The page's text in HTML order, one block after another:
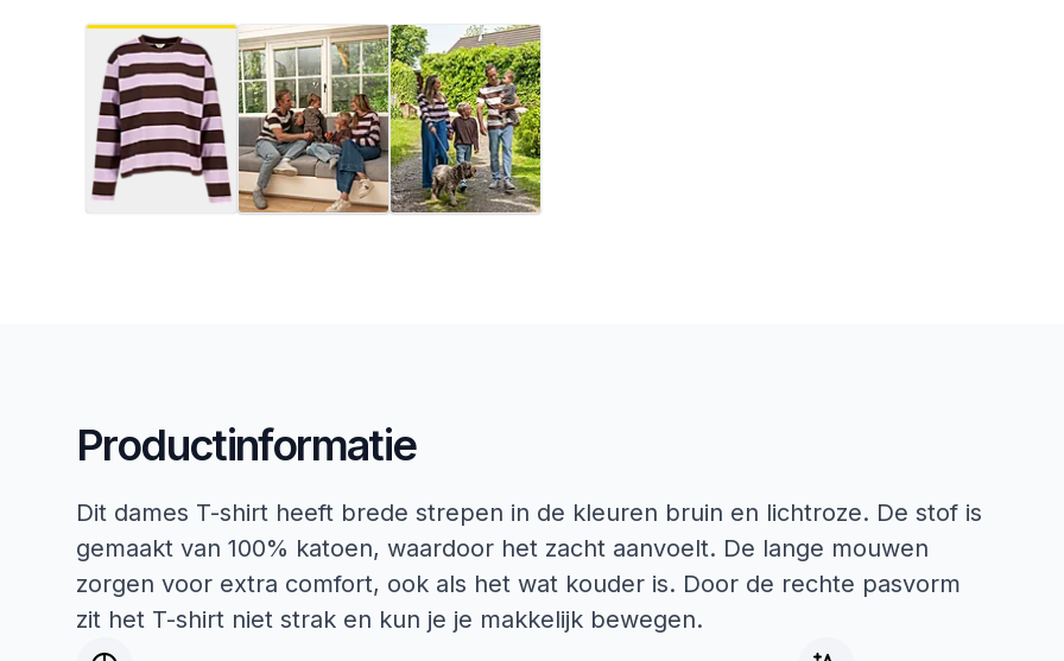
Productinformatie
Dit dames T-shirt heeft brede strepen in de kleuren bruin en lichtroze. De stof is
gemaakt van 100% katoen, waardoor het zacht aanvoelt. De lange mouwen
zorgen voor extra comfort, ook als het wat kouder is. Door de rechte pasvorm
zit het T-shirt niet strak en kun je je makkelijk bewegen.